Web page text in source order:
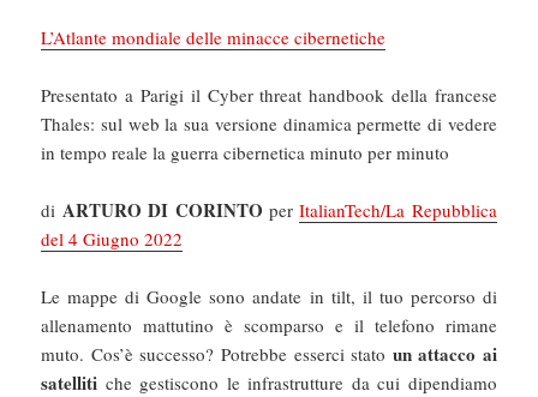
L’Atlante mondiale delle minacce cibernetiche
Presentato a Parigi il Cyber threat handbook della francese
Thales: sul web la sua versione dinamica permette di vedere
in tempo reale la guerra cibernetica minuto per minuto
di ARTURO DI CORINTO perItalianTech/La Repubblica
del 4 Giugno 2022
Le mappe di Google sono andate in tilt, il tuo percorso di
allenamento mattutino è scomparso e il telefono rimane
muto. Cos’è successo? Potrebbe esserci stato un attacco ai
satelliti che gestiscono le infrastrutture da cui dipendiamo